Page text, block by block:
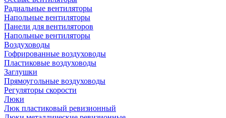
Радиальные вентиляторы
Напольные вентиляторы
Панели для вентиляторов
Напольные вентиляторы
Воздуховоды
Гофрированные воздуховоды
Пластиковые воздуховоды
Заглушки
Прямоугольные воздуховоды
Регуляторы скорости
Люки
Люк пластиковый ревизионный